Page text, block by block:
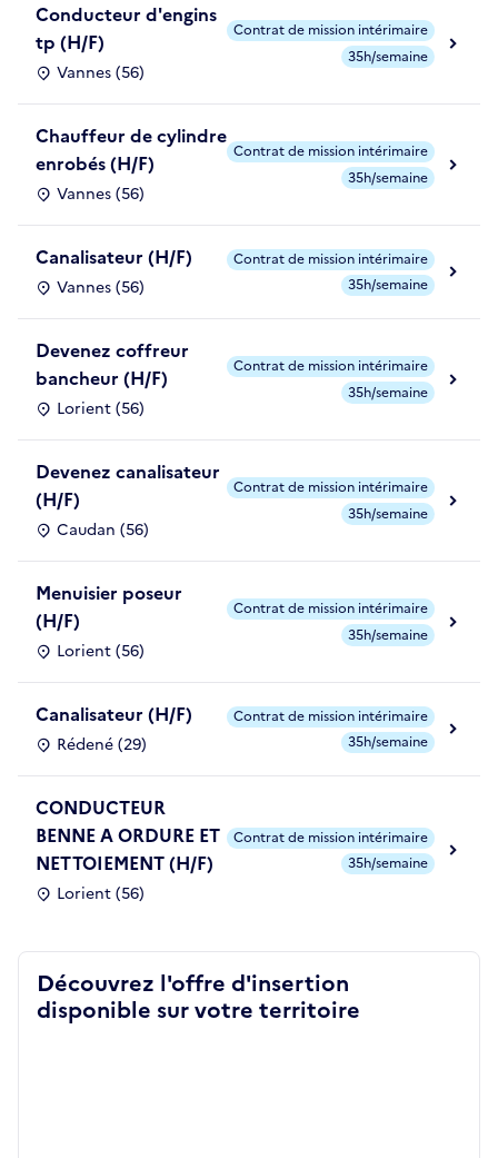
Conducteur d'engins
tp (H/F)
Vannes (56)
Contrat de mission intérimaire
35h/semaine
Chauffeur de cylindre
enrobés (H/F)
Vannes (56)
Contrat de mission intérimaire
35h/semaine
Canalisateur (H/F)
Vannes (56)
Contrat de mission intérimaire
35h/semaine
Devenez coffreur
bancheur (H/F)
Lorient (56)
Contrat de mission intérimaire
35h/semaine
Devenez canalisateur
(H/F)
Caudan (56)
Contrat de mission intérimaire
35h/semaine
Menuisier poseur
(H/F)
Lorient (56)
Contrat de mission intérimaire
35h/semaine
Canalisateur (H/F)
Rédené (29)
Contrat de mission intérimaire
35h/semaine
CONDUCTEUR
BENNE A ORDURE ET
NETTOIEMENT (H/F)
Lorient (56)
Contrat de mission intérimaire
35h/semaine
Découvrez l'offre d'insertion
disponible sur votre territoire